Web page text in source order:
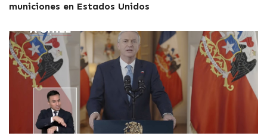
municiones en Estados Unidos